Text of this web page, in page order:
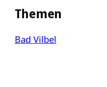
Themen
Bad Vilbel